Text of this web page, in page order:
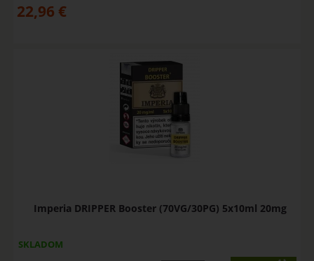
22,96 €
Imperia DRIPPER Booster (70VG/30PG) 5x10ml 20mg
SKLADOM